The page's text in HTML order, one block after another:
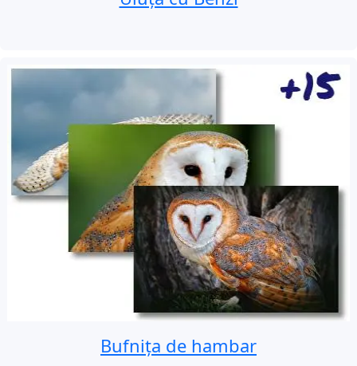
Bufnița de hambar